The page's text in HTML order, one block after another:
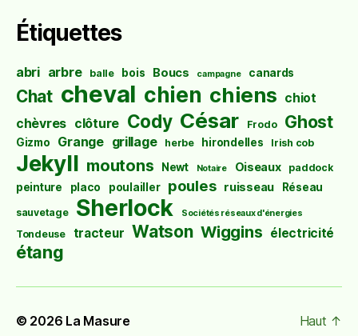
Étiquettes
abri arbre balle bois Boucs campagne canards
Chat cheval chien chiens chiot
chèvres clôture Cody César Frodo Ghost
Gizmo Grange grillage herbe hirondelles Irish cob
Jekyll moutons Newt Notaire Oiseaux paddock
peinture placo poulailler poules ruisseau Réseau
sauvetage Sherlock Sociétés réseaux d'énergies
Tondeuse tracteur Watson Wiggins électricité
étang
© 2026 La Masure Haut ↑